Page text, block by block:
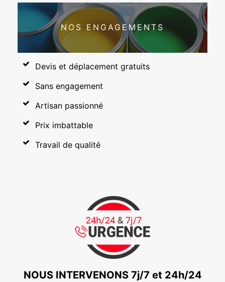
NOS ENGAGEMENTS
Devis et déplacement gratuits
Sans engagement
Artisan passionné
Prix imbattable
Travail de qualité
NOUS INTERVENONS 7j/7 et 24h/24